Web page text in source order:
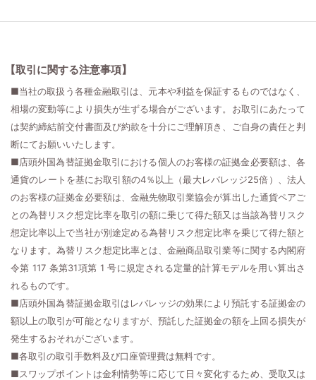
【取引に関する注意事項】
■当社の取扱う各種金融取引は、元本や利益を保証するものではなく、
相場の変動等により損失が生ずる場合がございます。お取引にあたって
は契約締結前交付書面及び約款を十分にご理解頂き、ご自身の責任と判
断にてお願いいたします。
■店頭外国為替証拠金取引における個人のお客様の証拠金必要額は、各
通貨のレートを基にお取引額の4％以上（最大レバレッジ25倍）、法人
のお客様の証拠金必要額は、金融先物取引業協会が算出した通貨ペアご
との為替リスク想定比率を取引の額に乗じて得た額又は当該為替リスク
想定比率以上で当社が別途定める為替リスク想定比率を乗じて得た額と
なります。為替リスク想定比率とは、金融商品取引業等に関する内閣府
令第 117 条第31項第 1 号に規定される定量的計算モデルを用い算出さ
れるものです。
■店頭外国為替証拠金取引はレバレッジの効果により預託する証拠金の
額以上の取引が可能となりますが、預託した証拠金の額を上回る損失が
発生するおそれがございます。
■各取引の取引手数料及び口座管理費は無料です。
■スワップポイントは金利情勢等に応じて日々変化するため、受取又は